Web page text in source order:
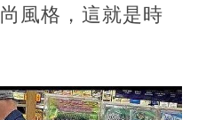
風格，這就是時